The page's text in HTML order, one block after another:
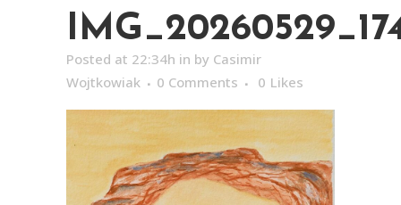
Posted at 22:34h in by Casimir
Wojtkowiak
0 Comments 0 Likes